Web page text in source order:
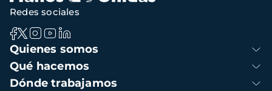
Navegación
principal
Quienes somos
Qué hacemos
Dónde trabajamos
Redes sociales